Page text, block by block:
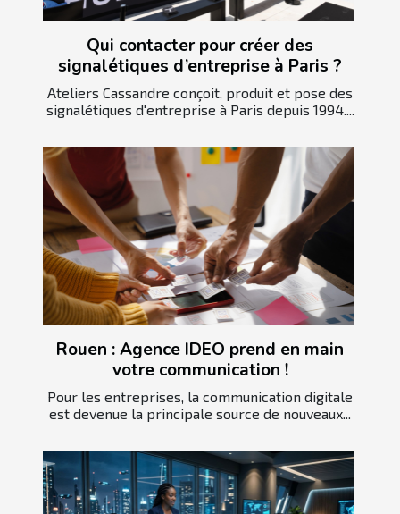
Qui contacter pour créer des
signalétiques d’entreprise à Paris ?
Ateliers Cassandre conçoit, produit et pose des
signalétiques d'entreprise à Paris depuis 1994....
Rouen : Agence IDEO prend en main
votre communication !
Pour les entreprises, la communication digitale
est devenue la principale source de nouveaux...